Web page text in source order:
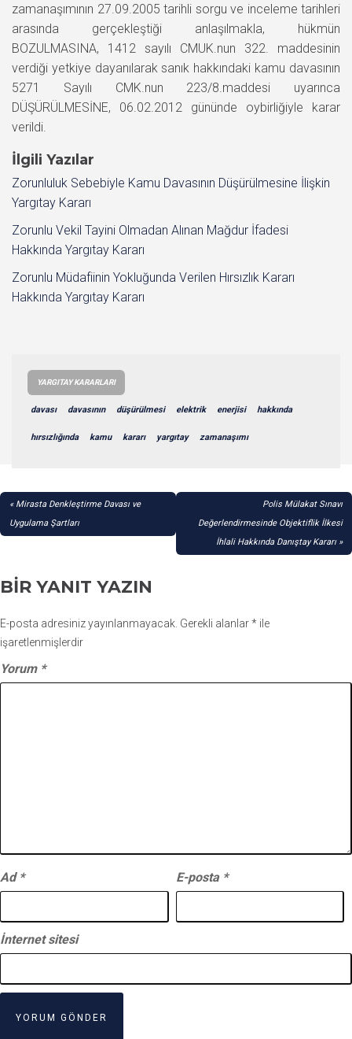
zamanaşımının 27.09.2005 tarihli sorgu ve inceleme tarihleri
arasında gerçekleştiği anlaşılmakla, hükmün
BOZULMASINA, 1412 sayılı CMUK.nun 322. maddesinin
verdiği yetkiye dayanılarak sanık hakkındaki kamu davasının
5271 Sayılı CMK.nun 223/8.maddesi uyarınca
DÜŞÜRÜLMESİNE, 06.02.2012 gününde oybirliğiyle karar
verildi.
İlgili Yazılar
Zorunluluk Sebebiyle Kamu Davasının Düşürülmesine İlişkin
Yargıtay Kararı
Zorunlu Vekil Tayini Olmadan Alınan Mağdur İfadesi
Hakkında Yargıtay Kararı
Zorunlu Müdafiinin Yokluğunda Verilen Hırsızlık Kararı
Hakkında Yargıtay Kararı
YARGITAY KARARLARI
davası davasının düşürülmesi elektrik enerjisi hakkında
hırsızlığında kamu kararı yargıtay zamanaşımı
YAZI
GEZINMESI
Mirasta Denkleştirme Davası ve
Uygulama Şartları
Polis Mülakat Sınavı
Değerlendirmesinde Objektiflik İlkesi
İhlali Hakkında Danıştay Kararı
BIR YANIT YAZIN
E-posta adresiniz yayınlanmayacak. Gerekli alanlar* ile
işaretlenmişlerdir
Yorum *
Ad * E-posta *
İnternet sitesi